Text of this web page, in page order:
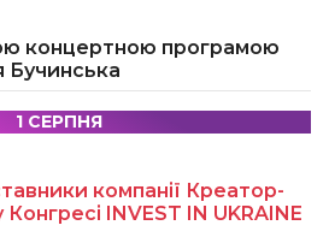
концертною програмою
Бучинська
1 СЕРПНЯ
компанії Креатор-
INVEST IN UKRAINE